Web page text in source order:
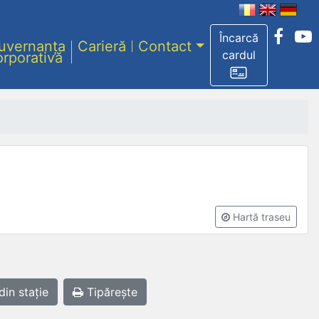
Încarcă
cardul
Carieră Contact
Hartă traseu
din stație Tipărește